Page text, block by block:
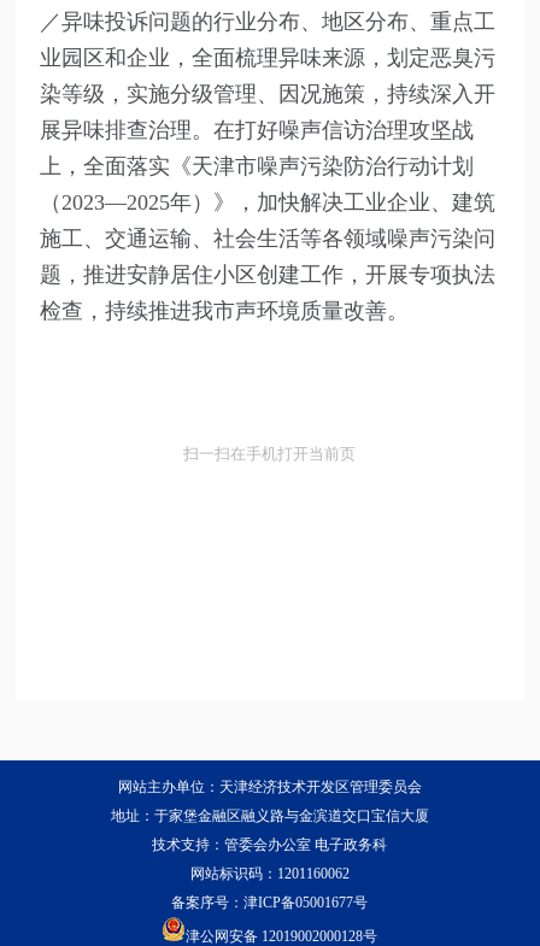
／异味投诉问题的行业分布、地区分布、重点工
业园区和企业，全面梳理异味来源，划定恶臭污
染等级，实施分级管理、因况施策，持续深入开
展异味排查治理。在打好噪声信访治理攻坚战
上，全面落实《天津市噪声污染防治行动计划
（2023—2025年）》，加快解决工业企业、建筑
施工、交通运输、社会生活等各领域噪声污染问
题，推进安静居住小区创建工作，开展专项执法
检查，持续推进我市声环境质量改善。
扫一扫在手机打开当前页
网站主办单位：天津经济技术开发区管理委员会
地址：于家堡金融区融义路与金滨道交口宝信大厦
技术支持：管委会办公室 电子政务科
网站标识码：1201160062
备案序号：津ICP备05001677号
津公网安备 12019002000128号